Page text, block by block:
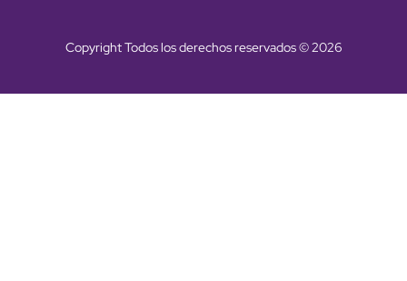
Copyright Todos los derechos reservados © 2026